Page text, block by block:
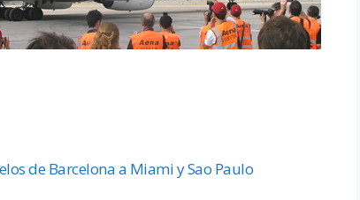
de Barcelona a Miami y Sao Paulo